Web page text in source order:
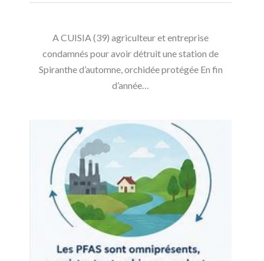
A CUISIA (39) agriculteur et entreprise
condamnés pour avoir détruit une station de
Spiranthe d’automne, orchidée protégée En fin
d’année…